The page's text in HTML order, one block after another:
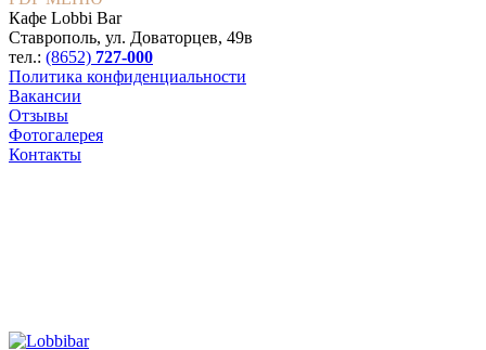
Кафе Lobbi Bar
Ставрополь, ул. Доваторцев, 49в
тел.: (8652) 727-000
Политика конфиденциальности
Вакансии
Отзывы
Фотогалерея
Контакты